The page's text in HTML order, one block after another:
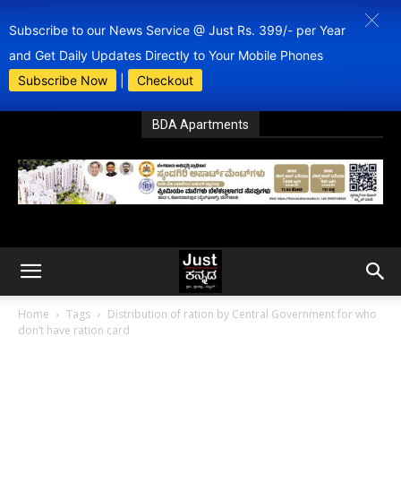
Subscribe to our News Service @ Just Rs. 399/- per Year
and Get Daily Updates Directly to Your Mobile Phones
Subscribe Now
Checkout
BDA Apartments
Home Tags
Distribution of ration by Central Government for who
don’t have ration card